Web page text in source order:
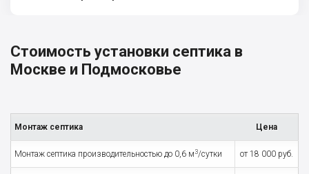
Стоимость установки септика в
Москве и Подмосковье
Монтаж септика Цена
Монтаж септика производительностью до 0,6 м 3/сутки от 18 000 руб.